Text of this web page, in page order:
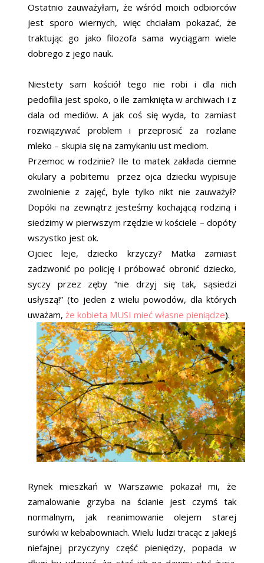
Ostatnio zauważyłam, że wśród moich odbiorców
jest sporo wiernych, więc chciałam pokazać, że
traktując go jako filozofa sama wyciągam wiele
dobrego z jego nauk.
Niestety sam kościół tego nie robi i dla nich
pedofilia jest spoko, o ile zamknięta w archiwach i z
dala od mediów. A jak coś się wyda, to zamiast
rozwiązywać problem i przeprosić za rozlane
mleko – skupia się na zamykaniu ust mediom.
Przemoc w rodzinie? Ile to matek zakłada ciemne
okulary a pobitemu przez ojca dziecku wypisuje
zwolnienie z zajęć, byle tylko nikt nie zauważył?
Dopóki na zewnątrz jesteśmy kochającą rodziną i
siedzimy w pierwszym rzędzie w kościele – dopóty
wszystko jest ok.
Ojciec leje, dziecko krzyczy? Matka zamiast
zadzwonić po policję i próbować obronić dziecko,
syczy przez zęby “nie drzyj się tak, sąsiedzi
usłyszą!” (to jeden z wielu powodów, dla których
uważam, że kobieta MUSI mieć własne pieniądze).
Rynek mieszkań w Warszawie pokazał mi, że
zamalowanie grzyba na ścianie jest czymś tak
normalnym, jak reanimowanie olejem starej
surówki w kebabowniach. Wielu ludzi tracąc z jakiejś
niefajnej przyczyny część pieniędzy, popada w